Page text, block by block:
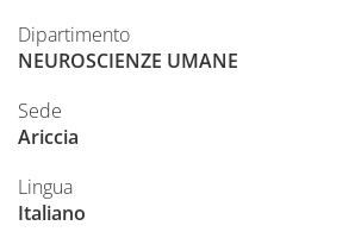
Dipartimento
NEUROSCIENZE UMANE
Sede
Ariccia
Lingua
Italiano